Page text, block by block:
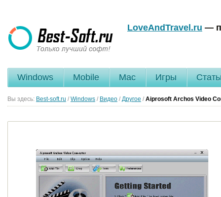
LoveAndTravel.ru —
Windows Mobile Mac Игры
Вы здесь: Best-soft.ru / Windows / Видео / Другое / Aiprosoft Archos Video